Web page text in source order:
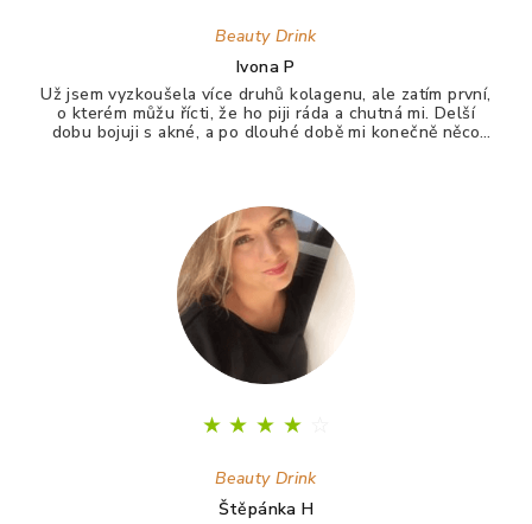
Beauty Drink
Ivona P
Už jsem vyzkoušela více druhů kolagenu, ale zatím první,
o kterém můžu řícti, že ho piji ráda a chutná mi. Delší
dobu bojuji s akné, a po dlouhé době mi konečně něco
★ ★ ★ ★
Beauty Drink
Štěpánka H